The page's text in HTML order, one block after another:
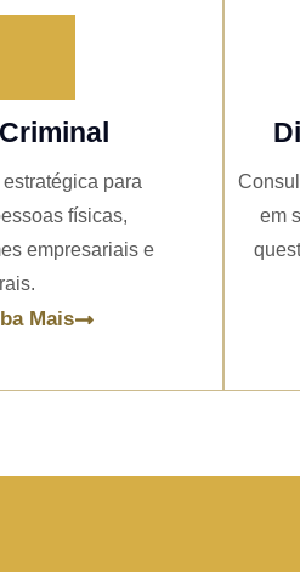
para
físicas,
empresariais e
Mais
em